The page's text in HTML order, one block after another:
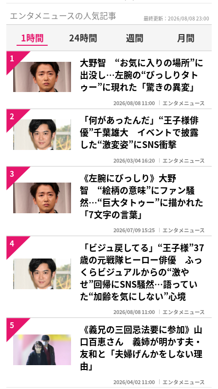
エンタメニュースの人気記事 最終更新：2026/08/08 23:00
1時間 24時間 週間
月間
大野智 “お気に入りの場所”に
出没し…左腕の“びっしりタト
ゥー”に現れた「驚きの異変」
2026/08/08 11:00 エンタメニュース
1
「何があったんだ」“王子様俳
優”千葉雄大 イベントで披露
した“激変姿”にSNS衝撃
2026/03/04 16:20 エンタメニュース
2
《左腕にびっしり》大野
智 “絵柄の意味”にファン騒
然…“巨大タトゥー”に描かれた
「7文字の言葉」
2026/07/09 15:25 エンタメニュース
3
「ビジュ戻してる」“王子様”37
歳の元戦隊ヒーロー俳優 ふっ
くらビジュアルからの“激や
せ”回帰にSNS騒然…語ってい
た“加齢を気にしない”心境
2026/08/08 11:00 エンタメニュース
4
《義兄の三回忌法要に参加》山
口百恵さん 義姉が明かす夫・
友和と「夫婦げんかをしない理
由」
2026/04/02 11:00 エンタメニュース
5